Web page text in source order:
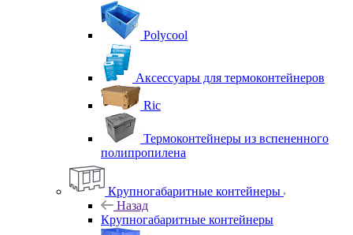
Polycool
Аксессуары для термоконтейнеров
Ric
Термоконтейнеры из вспененного
полипропилена
Крупногабаритные контейнеры
Назад
Крупногабаритные контейнеры